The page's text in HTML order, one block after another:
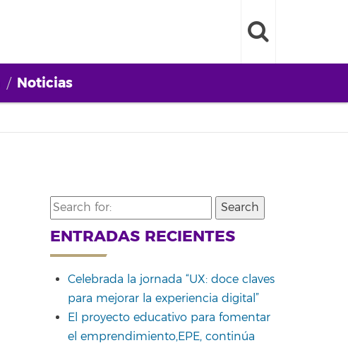
Noticias
Search
for:
ENTRADAS RECIENTES
Celebrada la jornada “UX: doce claves
para mejorar la experiencia digital”
El proyecto educativo para fomentar
el emprendimiento,EPE, continúa